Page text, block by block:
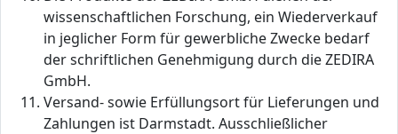
wissenschaftlichen Forschung, ein Wiederverkauf
in jeglicher Form für gewerbliche Zwecke bedarf
der schriftlichen Genehmigung durch die ZEDIRA
GmbH.
Versand- sowie Erfüllungsort für Lieferungen und
Zahlungen ist Darmstadt. Ausschließlicher